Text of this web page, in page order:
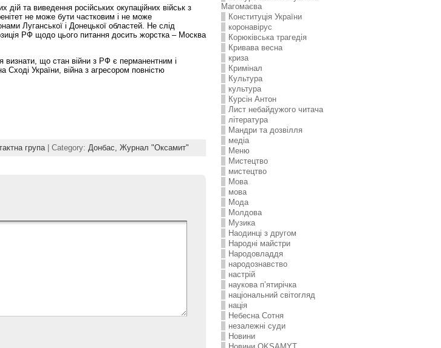
та виведення російських окупаційних військ з
не може бути частковим і не може
Луганської і Донецької областей. Не слід
РФ щодо цього питання досить жорстка – Москва
визнати, що стан війни з РФ є перманентним і
України, війна з агресором повністю
група | Category: Донбас, Журнал "Оксамит"
Магомаєва
Конституція України
коронавірус
Корюківська трагедія
Кривава весна
криза
Кримінал
Культура
культура
Курсін Антон
Лист небайдужого читача
література
Мандри та дозвілля
медіа
Меню
Мистецтво
мистецтво
Мова
мова
Мода
Молдова
Музика
Наодинці з другом
Народні майстри
Народовладдя
народознавство
настрій
наукова п’ятирічка
національний світогляд
нація
Небесна Сотня
незалежні суди
Новини